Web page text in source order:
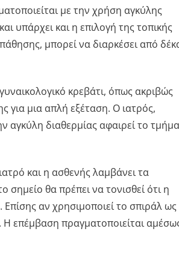
με την χρήση αγκύλης
υπάρχει και η επιλογή της τοπικής
μπορεί να διαρκέσει από
κρεβάτι, όπως ακριβώς
για μια απλή εξέταση. Ο ιατρός,
αγκύλη διαθερμίας αφαιρεί το τμήμα
και η ασθενής λαμβάνει τα
θα πρέπει να τονισθεί ότι η
αν χρησιμοποιεί το σπιράλ ως
επέμβαση πραγματοποιείται